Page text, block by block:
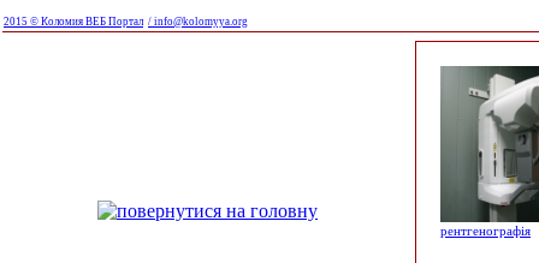
2015 © Коломия ВЕБ Портал / info@kolomyya.org
рентгенографія